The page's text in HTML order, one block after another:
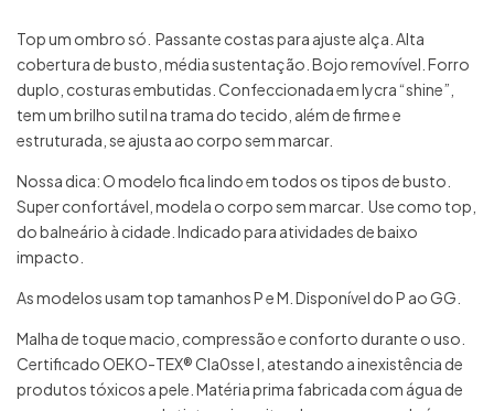
Top um ombro só. Passante costas para ajuste alça. Alta
cobertura de busto, média sustentação. Bojo removível. Forro
duplo, costuras embutidas. Confeccionada em lycra “shine”,
tem um brilho sutil na trama do tecido, além de firme e
estruturada, se ajusta ao corpo sem marcar.
Nossa dica: O modelo fica lindo em todos os tipos de busto.
Super confortável, modela o corpo sem marcar. Use como top,
do balneário à cidade. Indicado para atividades de baixo
impacto.
As modelos usam top tamanhos P e M. Disponível do P ao GG.
Malha de toque macio, compressão e conforto durante o uso.
Certificado OEKO-TEX® Cla0sse I, atestando a inexistência de
produtos tóxicos a pele. Matéria prima fabricada com água de